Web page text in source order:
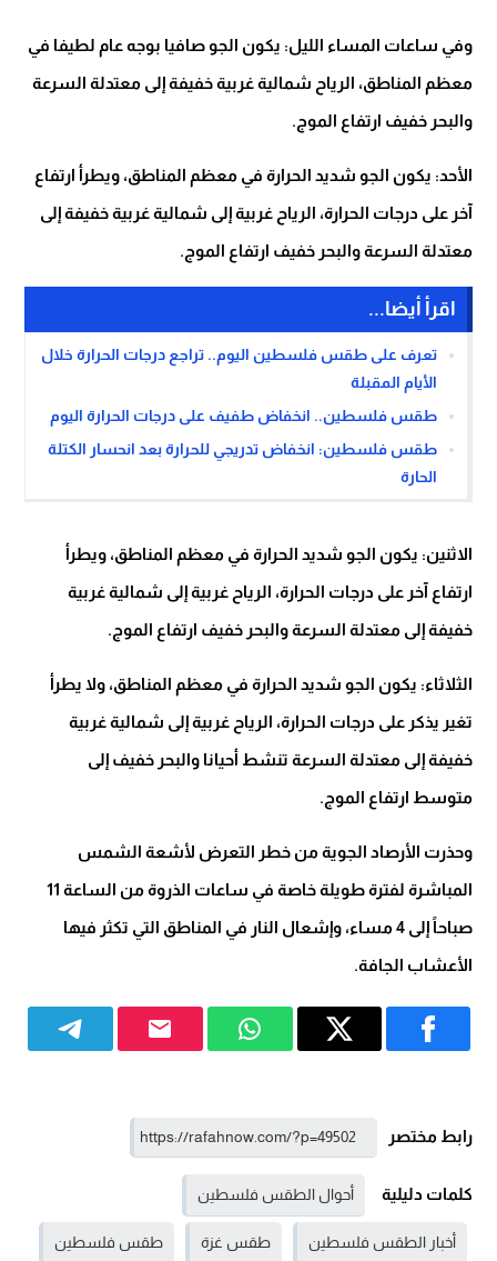
وفي ساعات المساء الليل: يكون الجو صافيا بوجه عام لطيفا في
معظم المناطق، الرياح شمالية غربية خفيفة إلى معتدلة السرعة
والبحر خفيف ارتفاع الموج.
الأحد: يكون الجو شديد الحرارة في معظم المناطق، ويطرأ ارتفاع
آخر على درجات الحرارة، الرياح غربية إلى شمالية غربية خفيفة إلى
معتدلة السرعة والبحر خفيف ارتفاع الموج.
اقرأ أيضا...
تعرف على طقس فلسطين اليوم.. تراجع درجات الحرارة خلال
الأيام المقبلة
طقس فلسطين.. انخفاض طفيف على درجات الحرارة اليوم
طقس فلسطين: انخفاض تدريجي للحرارة بعد انحسار الكتلة
الحارة
الاثنين: يكون الجو شديد الحرارة في معظم المناطق، ويطرأ
ارتفاع آخر على درجات الحرارة، الرياح غربية إلى شمالية غربية
خفيفة إلى معتدلة السرعة والبحر خفيف ارتفاع الموج.
الثلاثاء: يكون الجو شديد الحرارة في معظم المناطق، ولا يطرأ
تغير يذكر على درجات الحرارة، الرياح غربية إلى شمالية غربية
خفيفة إلى معتدلة السرعة تنشط أحيانا والبحر خفيف إلى
متوسط ارتفاع الموج.
وحذرت الأرصاد الجوية من خطر التعرض لأشعة الشمس
المباشرة لفترة طويلة خاصة في ساعات الذروة من الساعة 11
صباحاً إلى 4 مساء، وإشعال النار في المناطق التي تكثر فيها
الأعشاب الجافة.
رابط مختصر
كلمات دليلية أحوال الطقس فلسطين
أخبار الطقس فلسطين طقس غزة طقس فلسطين